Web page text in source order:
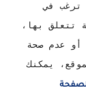
المزيد عن هذا الاتفاق أو ترغب في
المعلومات الواردة في الموقع، يمكنك